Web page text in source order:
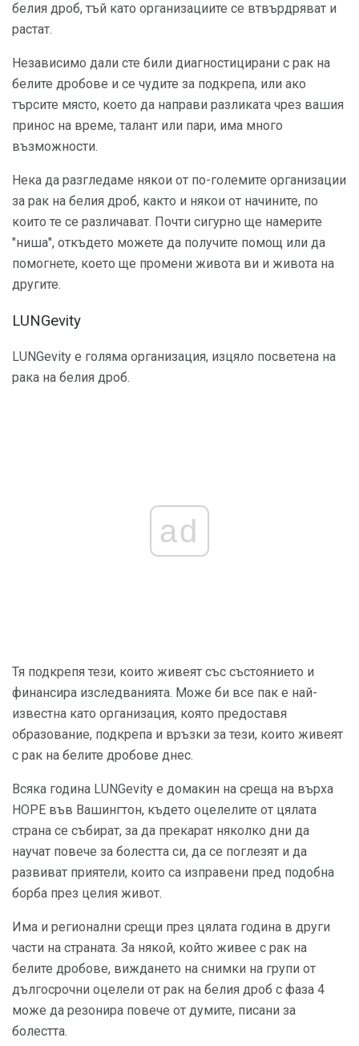
белия дроб, тъй като организациите се втвърдряват и
растат.
Независимо дали сте били диагностицирани с рак на
белите дробове и се чудите за подкрепа, или ако
търсите място, което да направи разликата чрез вашия
принос на време, талант или пари, има много
възможности.
Нека да разгледаме някои от по-големите организации
за рак на белия дроб, както и някои от начините, по
които те се различават. Почти сигурно ще намерите
"ниша", откъдето можете да получите помощ или да
помогнете, което ще промени живота ви и живота на
другите.
LUNGevity
LUNGevity е голяма организация, изцяло посветена на
рака на белия дроб.
ad
Тя подкрепя тези, които живеят със състоянието и
финансира изследванията. Може би все пак е най-
известна като организация, която предоставя
образование, подкрепа и връзки за тези, които живеят
с рак на белите дробове днес.
Всяка година LUNGevity е домакин на среща на върха
HOPE във Вашингтон, където оцелелите от цялата
страна се събират, за да прекарат няколко дни да
научат повече за болестта си, да се поглезят и да
развиват приятели, които са изправени пред подобна
борба през целия живот.
Има и регионални срещи през цялата година в други
части на страната. За някой, който живее с рак на
белите дробове, виждането на снимки на групи от
дългосрочни оцелели от рак на белия дроб с фаза 4
може да резонира повече от думите, писани за
болестта.